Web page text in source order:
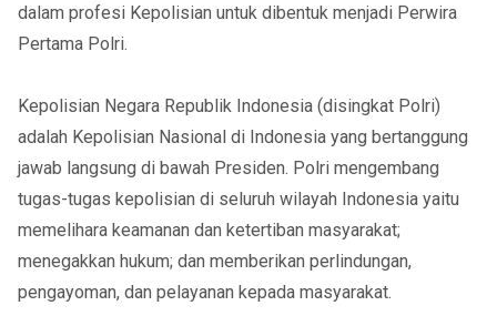
dalam profesi Kepolisian untuk dibentuk menjadi Perwira
Pertama Polri.
Kepolisian Negara Republik Indonesia (disingkat Polri)
adalah Kepolisian Nasional di Indonesia yang bertanggung
jawab langsung di bawah Presiden. Polri mengembang
tugas-tugas kepolisian di seluruh wilayah Indonesia yaitu
memelihara keamanan dan ketertiban masyarakat;
menegakkan hukum; dan memberikan perlindungan,
pengayoman, dan pelayanan kepada masyarakat.